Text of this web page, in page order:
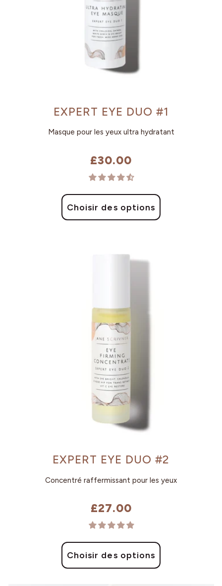
EXPERT EYE DUO #1
Masque pour les yeux ultra hydratant
£30.00
Choisir des options
EXPERT EYE DUO #2
Concentré raffermissant pour les yeux
£27.00
Choisir des options